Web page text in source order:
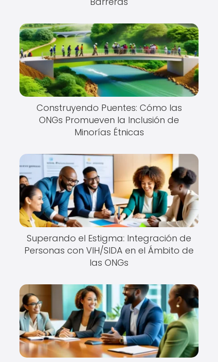
Construyendo Puentes: Cómo las
ONGs Promueven la Inclusión de
Minorías Étnicas
Superando el Estigma: Integración de
Personas con VIH/SIDA en el Ámbito de
las ONGs